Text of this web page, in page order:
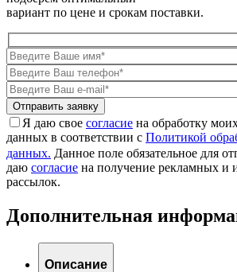
вариант по цене и срокам поставки.
Я даю свое согласие на обработку
данных в соответствии с Политикой
данных. Данное поле обязательное для
даю согласие на получение рекламных
рассылок.
Дополнительная
Описание